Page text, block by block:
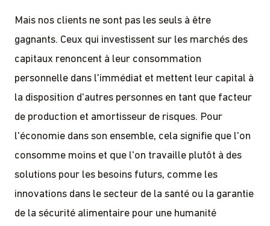
Mais nos clients ne sont pas les seuls à être
gagnants. Ceux qui investissent sur les marchés des
capitaux renoncent à leur consommation
personnelle dans l'immédiat et mettent leur capital à
la disposition d'autres personnes en tant que facteur
de production et amortisseur de risques. Pour
l'économie dans son ensemble, cela signifie que l'on
consomme moins et que l'on travaille plutôt à des
solutions pour les besoins futurs, comme les
innovations dans le secteur de la santé ou la garantie
de la sécurité alimentaire pour une humanité